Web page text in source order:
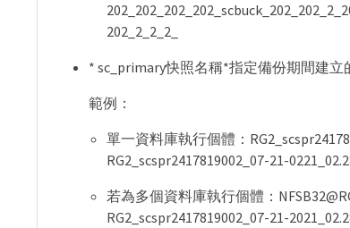
202_2_2_2_
* sc_primary快照名稱*指定備份期間建立
範例：
單一資料庫執行個體：
RG2_scspr2417819002_07-21-
若為多個資料庫執行個體：
RG2_scspr2417819002_07-21-